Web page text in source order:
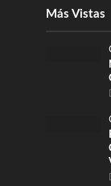
Más Vistas